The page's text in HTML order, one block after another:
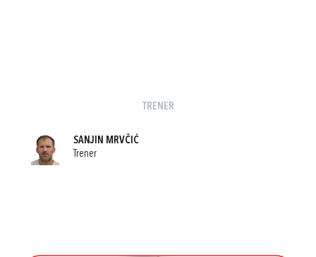
TRENER
SANJIN MRVČIĆ
Trener